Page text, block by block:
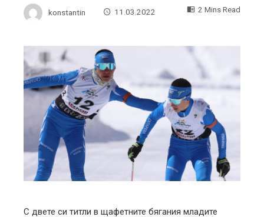
konstantin 11.03.2022 2 Mins Read
С двете си титли в щафетните бягания младите